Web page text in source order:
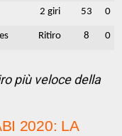
2 giri 53 0
Ritiro 8 0
più veloce della
2020: LA